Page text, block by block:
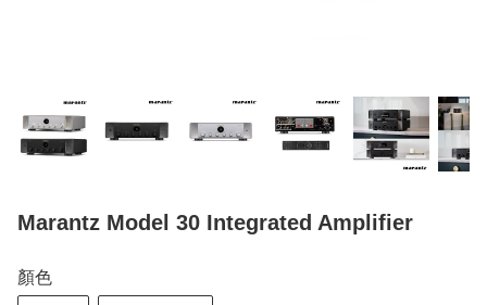
Marantz Model 30 Integrated Amplifier
顏色